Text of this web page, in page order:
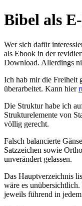
Bibel als
Wer sich dafür
als Ebook in der
Download. Allerdings
Ich hab mir die Freiheit
überarbeitet. Kann hier
Die Struktur habe ich
Strukturelemente von
völlig gerecht.
Falsch balancierte
Satzzeichen sowie
unverändert gelassen.
Das Hauptverzeichnis
wäre es
jeweils führend in